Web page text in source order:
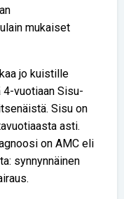
mukaiset
jo kuistille
vuotiaan Sisu-
Sisu on
asti.
on AMC eli
synnynnäinen